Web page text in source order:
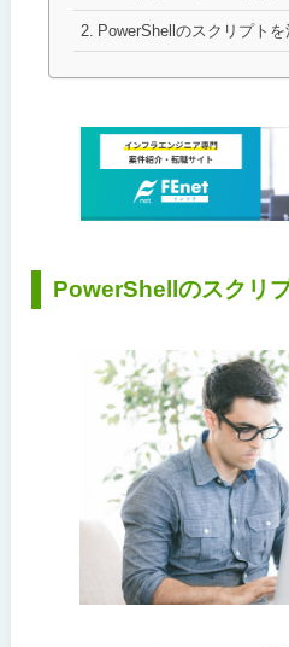
PowerShellのスクリプトを
PowerShellのスクリ